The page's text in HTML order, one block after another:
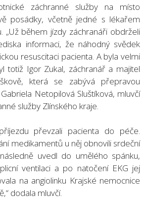
záchranné služby na místo
posádky, včetně jedné s lékařem
„Už během jízdy záchranáři obdrželi
informaci, že náhodný svědek
resuscitaci pacienta. A byla velmi
totiž Igor Zukal, záchranář a majitel
která se zabývá přepravou
Netopilová Sluštíková, mluvčí
služby Zlínského kraje.
převzali pacienta do péče.
medikamentů u něj obnovili srdeční
uvedl do umělého spánku,
ventilaci a po natočení EKG jej
na angiolinku Krajské nemocnice
dodala mluvčí.